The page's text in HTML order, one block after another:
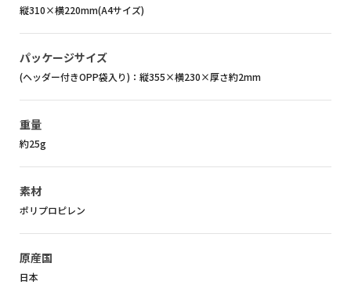
縦310×横220mm(A4サイズ)
パッケージサイズ
(ヘッダー付きOPP袋入り)：縦355×横230×厚さ約2mm
重量
約25g
素材
ポリプロピレン
原産国
日本